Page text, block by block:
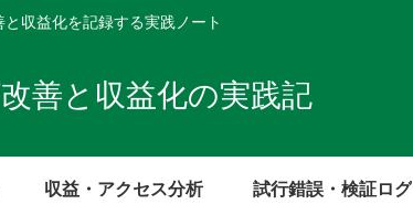
収益化を記録する実践ノート
善と収益化の実践記
収益・アクセス分析 試行錯誤・検証ログ